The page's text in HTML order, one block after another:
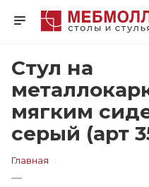
Стул на
мягким
серый (арт
Главная
—